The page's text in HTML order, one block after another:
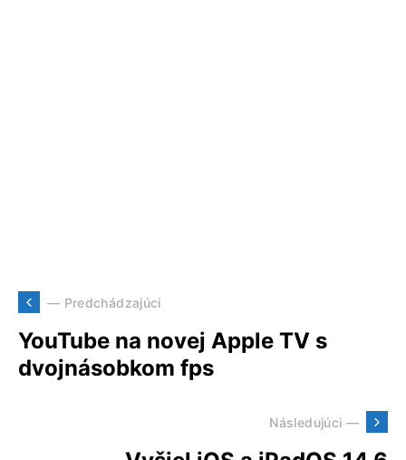
— Predchádzajúci
YouTube na novej Apple TV s
dvojnásobkom fps
Následujúci —